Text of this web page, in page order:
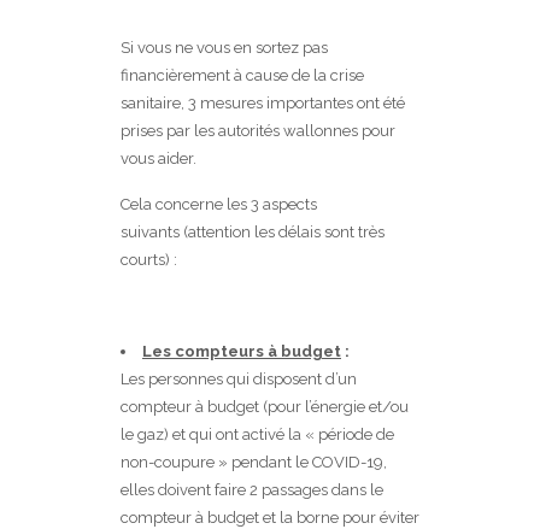
Si vous ne vous en sortez pas
financièrement à cause de la crise
sanitaire, 3 mesures importantes ont été
prises par les autorités wallonnes pour
vous aider.
Cela concerne les 3 aspects
suivants (attention les délais sont très
courts) :
Les compteurs à budget :
Les personnes qui disposent d’un
compteur à budget (pour l’énergie et/ou
le gaz) et qui ont activé la « période de
non-coupure » pendant le COVID-19,
elles doivent faire 2 passages dans le
compteur à budget et la borne pour éviter